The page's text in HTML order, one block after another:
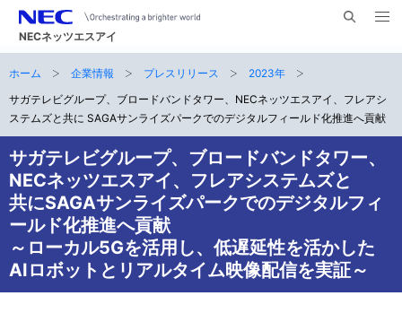
NECネッツエスアイ
検
メ
く
ナ
ビ
ゲ
ー
シ
ョ
ン
サ
イ
ト
内
の
現
在
ホーム 企業情報 プレスリリース
2023年
サガテレビグループ、ブロードバンドタワー、NECネッツエスアイ、フレアシ
ステムズと共に SAGAサンライズパークでのデジタルフィールド化推進へ貢献
サガテレビグループ、ブロードバンドタワー、
NECネッツエスアイ、フレアシステムズと
共にSAGAサンライズパークでのデジタルフィ
ールド化推進へ貢献
～ローカル5Gを活用し、低遅延性を活かした
AIロボットとリアルタイム映像配信を実証～